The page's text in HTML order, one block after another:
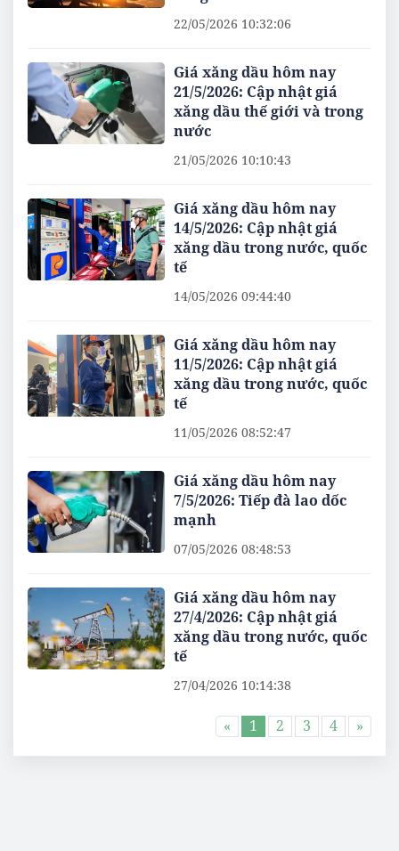
22/05/2026 10:32:06
Giá xăng dầu hôm nay
21/5/2026: Cập nhật giá
xăng dầu thế giới và trong
nước
21/05/2026 10:10:43
Giá xăng dầu hôm nay
14/5/2026: Cập nhật giá
xăng dầu trong nước, quốc
tế
14/05/2026 09:44:40
Giá xăng dầu hôm nay
11/5/2026: Cập nhật giá
xăng dầu trong nước, quốc
tế
11/05/2026 08:52:47
Giá xăng dầu hôm nay
7/5/2026: Tiếp đà lao dốc
mạnh
07/05/2026 08:48:53
Giá xăng dầu hôm nay
27/4/2026: Cập nhật giá
xăng dầu trong nước, quốc
tế
27/04/2026 10:14:38
« 1 2 3 4 »